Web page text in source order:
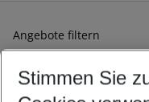
Angebote filtern
Ändern Sie Ihre
Abflughafen wählen
Beliebiger
Stimmen Sie